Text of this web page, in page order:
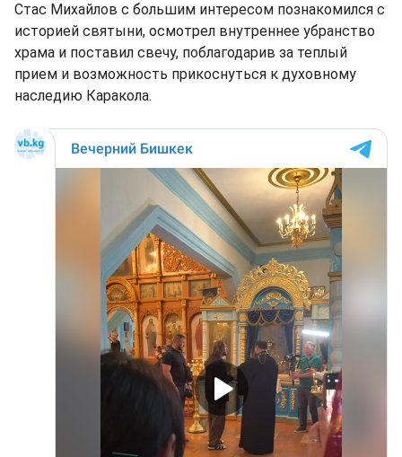
Стас Михайлов с большим интересом познакомился с
историей святыни, осмотрел внутреннее убранство
храма и поставил свечу, поблагодарив за теплый
прием и возможность прикоснуться к духовному
наследию Каракола.